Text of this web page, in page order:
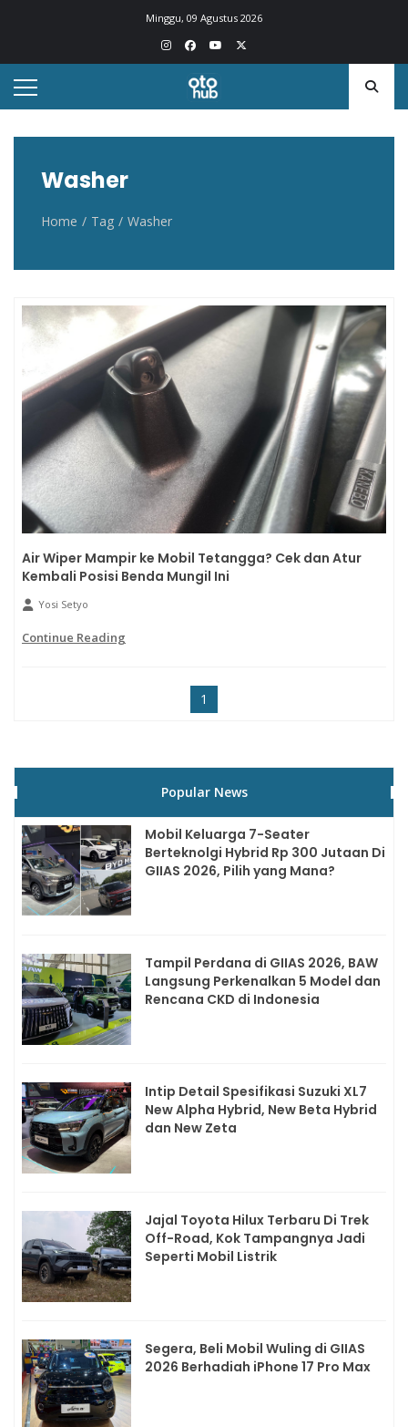
Minggu, 09 Agustus 2026
Otohub.co
Portal berita otomotif Indonesia terkini
Washer
Home Tag Washer
Air Wiper Mampir ke Mobil Tetangga? Cek dan Atur
Kembali Posisi Benda Mungil Ini
Yosi Setyo
Continue Reading
1
Popular News
Mobil Keluarga 7-Seater
Berteknolgi Hybrid Rp 300 Jutaan Di
GIIAS 2026, Pilih yang Mana?
Tampil Perdana di GIIAS 2026, BAW
Langsung Perkenalkan 5 Model dan
Rencana CKD di Indonesia
Intip Detail Spesifikasi Suzuki XL7
New Alpha Hybrid, New Beta Hybrid
dan New Zeta
Jajal Toyota Hilux Terbaru Di Trek
Off-Road, Kok Tampangnya Jadi
Seperti Mobil Listrik
Segera, Beli Mobil Wuling di GIIAS
2026 Berhadiah iPhone 17 Pro Max